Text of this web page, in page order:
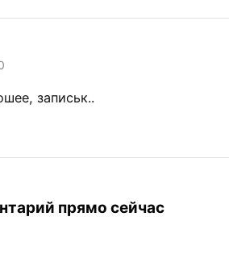
записьк..
прямо сейчас